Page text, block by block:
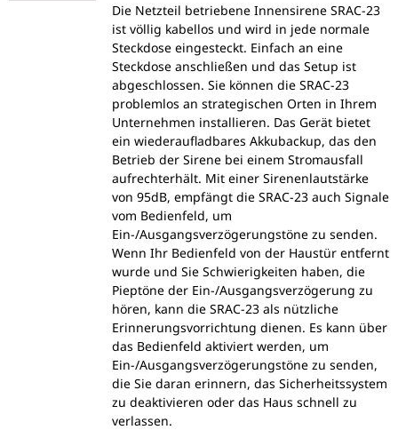
Die Netzteil betriebene Innensirene SRAC-23
ist völlig kabellos und wird in jede normale
Steckdose eingesteckt. Einfach an eine
Steckdose anschließen und das Setup ist
abgeschlossen. Sie können die SRAC-23
problemlos an strategischen Orten in Ihrem
Unternehmen installieren. Das Gerät bietet
ein wiederaufladbares Akkubackup, das den
Betrieb der Sirene bei einem Stromausfall
aufrechterhält. Mit einer Sirenenlautstärke
von 95dB, empfängt die SRAC-23 auch Signale
vom Bedienfeld, um
Ein-/Ausgangsverzögerungstöne zu senden.
Wenn Ihr Bedienfeld von der Haustür entfernt
wurde und Sie Schwierigkeiten haben, die
Pieptöne der Ein-/Ausgangsverzögerung zu
hören, kann die SRAC-23 als nützliche
Erinnerungsvorrichtung dienen. Es kann über
das Bedienfeld aktiviert werden, um
Ein-/Ausgangsverzögerungstöne zu senden,
die Sie daran erinnern, das Sicherheitssystem
zu deaktivieren oder das Haus schnell zu
verlassen.